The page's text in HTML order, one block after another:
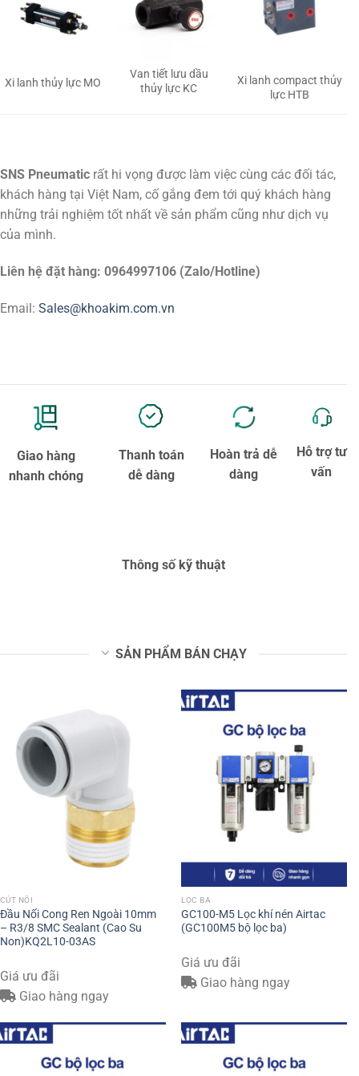
Xi lanh thủy lực MO
Van tiết lưu dầu
thủy lực KC
Xi lanh compact thủy
lực HTB
SNS Pneumatic rất hi vọng được làm việc cùng các đối tác,
khách hàng tại Việt Nam, cố gắng đem tới quý khách hàng
những trải nghiệm tốt nhất về sản phẩm cũng như dịch vụ
của mình.
Liên hệ đặt hàng: 0964997106 (Zalo/Hotline)
Email: Sales@khoakim.com.vn
Giao hàng
nhanh chóng
Thanh toán
dễ dàng
Hoàn trả dễ
dàng
Hỗ trợ tư
vấn
Thông số kỹ thuật
SẢN PHẨM BÁN CHẠY
CÚT NỐI
Đầu Nối Cong Ren Ngoài 10mm
– R3/8 SMC Sealant (Cao Su
Non)KQ2L10-03AS
Giá ưu đãi
Giao hàng ngay
LỌC BA
GC100-M5 Lọc khí nén Airtac
(GC100M5 bộ lọc ba)
Giá ưu đãi
Giao hàng ngay